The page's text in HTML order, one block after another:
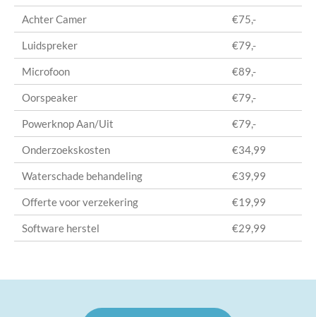
Achter Camer €75,-
Luidspreker €79,-
Microfoon €89,-
Oorspeaker €79,-
Powerknop Aan/Uit €79,-
Onderzoekskosten €34,99
Waterschade behandeling €39,99
Offerte voor verzekering €19,99
Software herstel €29,99